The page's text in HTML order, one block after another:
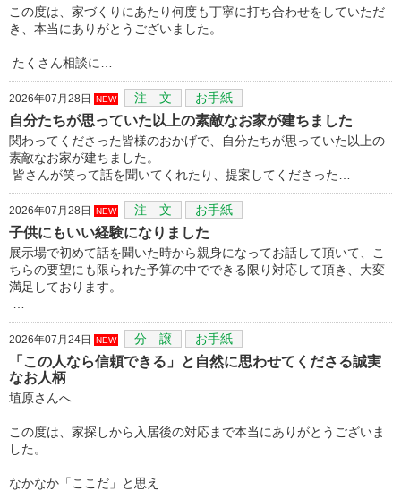
この度は、家づくりにあたり何度も丁寧に打ち合わせをしていただ
き、本当にありがとうございました。
たくさん相談に…
2026年07月28日 NEW 注 文 お手紙
自分たちが思っていた以上の素敵なお家が建ちました
関わってくださった皆様のおかげで、自分たちが思っていた以上の
素敵なお家が建ちました。
皆さんが笑って話を聞いてくれたり、提案してくださった…
2026年07月28日 NEW 注 文 お手紙
子供にもいい経験になりました
展示場で初めて話を聞いた時から親身になってお話して頂いて、こ
ちらの要望にも限られた予算の中でできる限り対応して頂き、大変
満足しております。
2026年07月24日 NEW 分 譲 お手紙
「この人なら信頼できる」と自然に思わせてくださる誠実
なお人柄
埴原さんへ
この度は、家探しから入居後の対応まで本当にありがとうございま
した。
なかなか「ここだ」と思え…